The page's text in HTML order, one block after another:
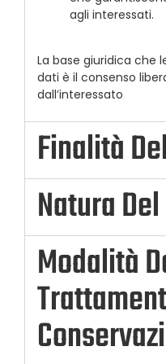
agli interessati.
La base giuridica
dati è il consenso
dall’interessato
Finalità
Natura
Modalità